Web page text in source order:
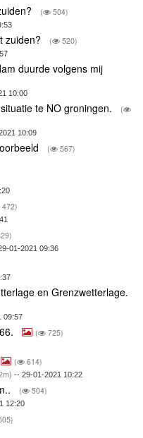
( 504)
zuiden? ( 520)
duurde volgens mij
10:00
te NO groningen.
(
10:09
( 567)
472)
01-2021 09:36
en Grenzwetterlage.
09:57
( 725)
( 614)
-- 29-01-2021 10:22
( 504)
12:20